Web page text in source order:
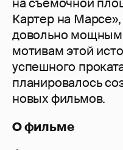
на съемочной
Картер на
довольно мощным
мотивам этой
успешного
планировалось
новых фильмов.
О фильме